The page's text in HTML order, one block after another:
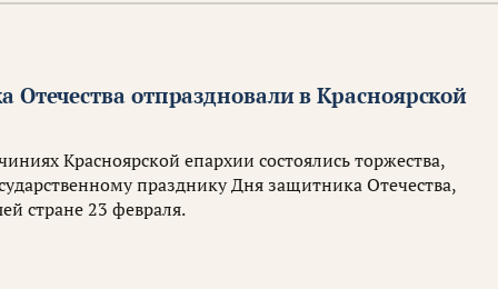
Отечества отпраздновали в Красноярской
Красноярской епархии состоялись торжества,
празднику Дня защитника Отечества,
стране 23 февраля.